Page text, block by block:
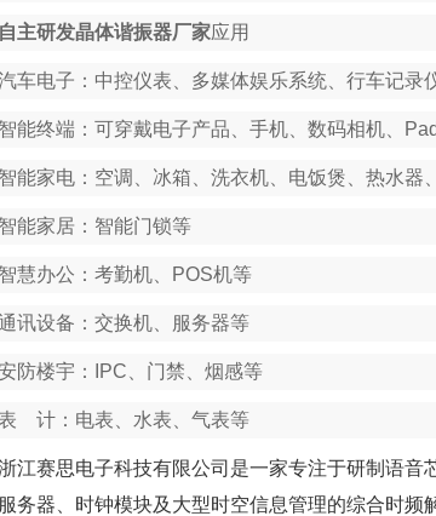
主研发晶体谐振器厂家应用
车电子：中控仪表、多媒体娱乐系统、行车记录
能终端：可穿戴电子产品、手机、数码相机、
能家电：空调、冰箱、洗衣机、电饭煲、热水器
能家居：智能门锁等
慧办公：考勤机、POS机等
讯设备：交换机、服务器等
防楼宇：IPC、门禁、烟感等
计：电表、水表、气表等
江赛思电子科技有限公司是一家专注于研制语音
务器、时钟模块及大型时空信息管理的综合时